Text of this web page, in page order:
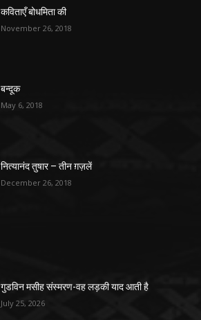
कविताएँ बोधमिता की
November 26, 2018
बन्दूक
May 6, 2018
नित्यानंद तुषार – तीन ग़ज़लें
December 26, 2018
गुडविन मसीह संस्मरण-वह लड़की याद आती है
July 25, 2026